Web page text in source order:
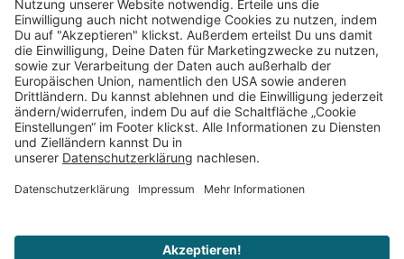
Mitglied im:
Impressum AGB Widerrufsbelehrung
Vertrag widerrufen